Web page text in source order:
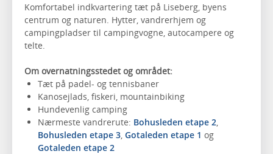
Komfortabel indkvartering tæt på Liseberg, byens
centrum og naturen. Hytter, vandrerhjem og
campingpladser til campingvogne, autocampere og
telte.
Om overnatningsstedet og området:
Tæt på padel- og tennisbaner
Kanosejlads, fiskeri, mountainbiking
Hundevenlig camping
Nærmeste vandrerute: Bohusleden etape 2,
Bohusleden etape 3, Gotaleden etape 1 og
Gotaleden etape 2